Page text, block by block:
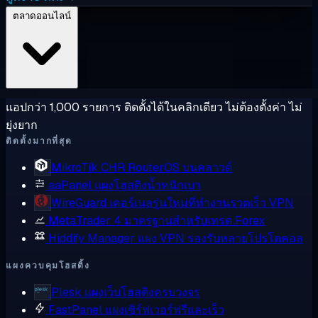
แอปกว่า 1,000 รายการ ติดตั้งได้ในคลิกเดียว ไม่ต้องตั้งค่า ไม่
ยุ่งยาก
ติดตั้งมากที่สุด
MikroTik CHR RouterOS บนคลาวด์
aaPanel แผงโฮสติงน้ำหนักเบา
WireGuard เคอร์เนลรุ่นใหม่ที่ทำงานรวดเร็ว VPN
MetaTrader 4 มาตรฐานสำหรับเทรด Forex
Hiddify Manager แผง VPN รองรับหลายโปรโตคอล
แผงควบคุมโฮสติ้ง
Plesk แผงเว็บโฮสติงครบวงจร
FastPanel แผงเซิร์ฟเวอร์ฟรีและเร็ว